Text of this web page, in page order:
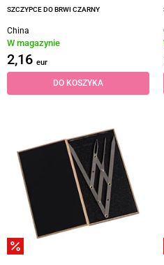
SZCZYPCE DO BRWI CZARNY
China
W magazynie
2,16 eur
DO KOSZYKA